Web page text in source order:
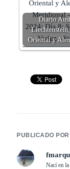
Diario
Oriental y
PUBLICADO POR
Nací en